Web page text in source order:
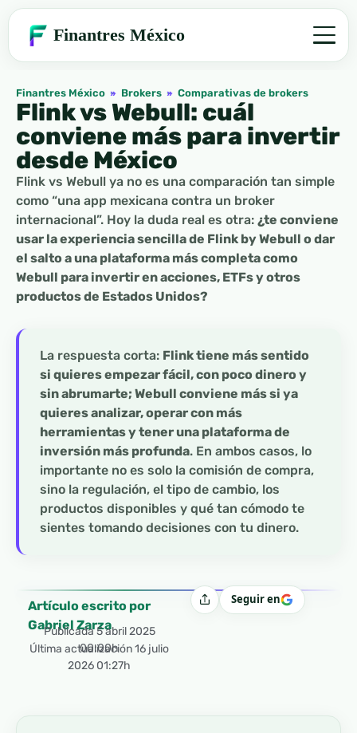
Finantres México
Finantres México » Brokers » Comparativas de brokers
Flink vs Webull: cuál
conviene más para invertir
desde México
Flink vs Webull ya no es una comparación tan simple
como “una app mexicana contra un broker
internacional”. Hoy la duda real es otra: ¿te conviene
usar la experiencia sencilla de Flink by Webull o dar
el salto a una plataforma más completa como
Webull para invertir en acciones, ETFs y otros
productos de Estados Unidos?
La respuesta corta: Flink tiene más sentido
si quieres empezar fácil, con poco dinero y
sin abrumarte; Webull conviene más si ya
quieres analizar, operar con más
herramientas y tener una plataforma de
inversión más profunda. En ambos casos, lo
importante no es solo la comisión de compra,
sino la regulación, el tipo de cambio, los
productos disponibles y qué tan cómodo te
sientes tomando decisiones con tu dinero.
Artículo escrito por
Gabriel Zarza
Publicada 5 abril 2025
00:00h
Última actualización 16 julio
2026 01:27h
CompartirSeguir en